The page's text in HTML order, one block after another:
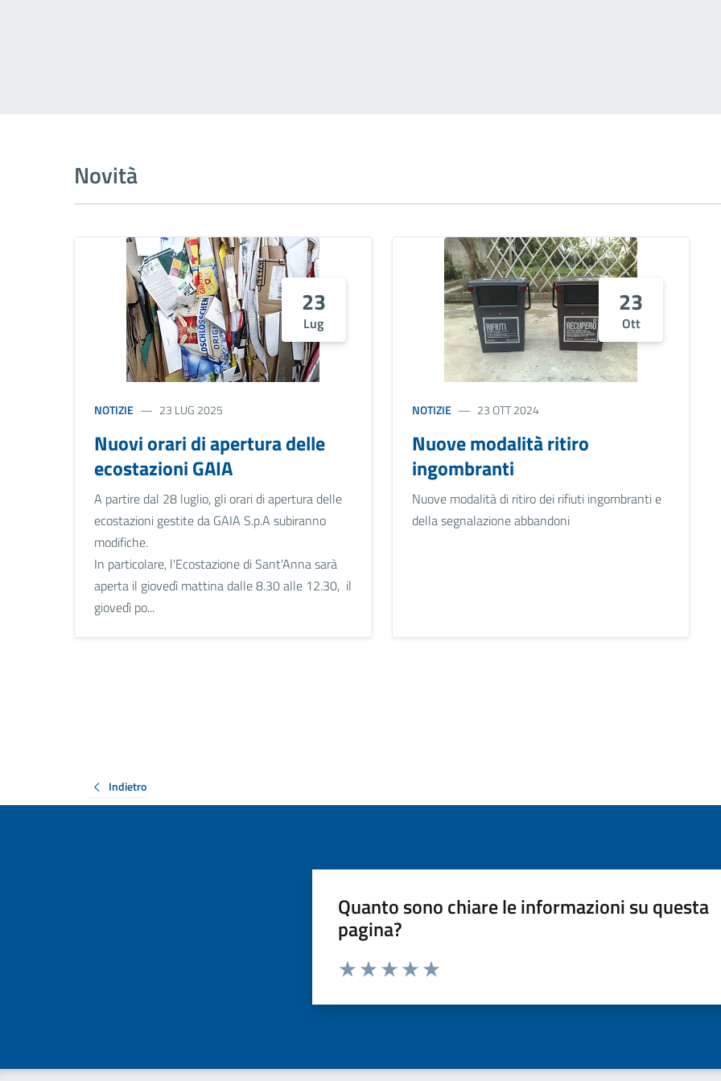
Novità
23
Lug
NOTIZIE 23 LUG 2025
Nuovi orari di apertura delle
ecostazioni GAIA
A partire dal 28 luglio, gli orari di apertura delle
ecostazioni gestite da GAIA S.p.A subiranno
modifiche.
In particolare, l'Ecostazione di Sant'Anna sarà
aperta il giovedì mattina dalle 8.30 alle 12.30, il
giovedì po...
23
Ott
NOTIZIE 23 OTT 2024
Nuove modalità ritiro
ingombranti
Nuove modalità di ritiro dei rifiuti ingombranti e
della segnalazione abbandoni
Indietro
Quanto sono chiare le informazioni su questa
pagina?
Valuta da 1 a 5 stelle la pagina